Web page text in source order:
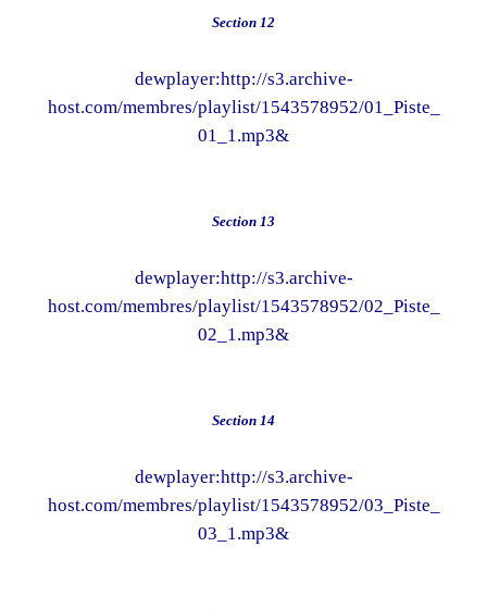
Section 12
dewplayer:http://s3.archive-
host.com/membres/playlist/1543578952/01_Piste_
01_1.mp3&
Section 13
dewplayer:http://s3.archive-
host.com/membres/playlist/1543578952/02_Piste_
02_1.mp3&
Section 14
dewplayer:http://s3.archive-
host.com/membres/playlist/1543578952/03_Piste_
03_1.mp3&